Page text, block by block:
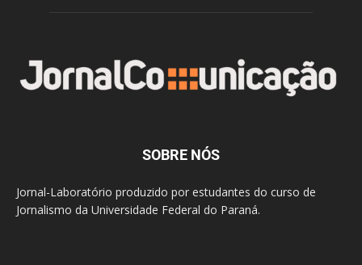
SOBRE NÓS
Jornal-Laboratório produzido por estudantes do curso de
Jornalismo da Universidade Federal do Paraná.